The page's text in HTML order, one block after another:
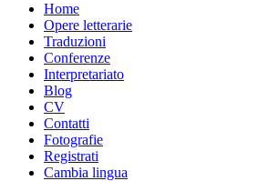
Home
Opere letterarie
Traduzioni
Conferenze
Interpretariato
Blog
CV
Contatti
Fotografie
Registrati
Cambia lingua